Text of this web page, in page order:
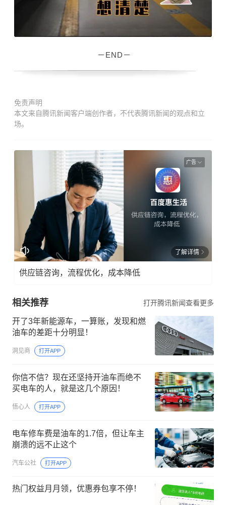
－END－
免责声明
本文来自腾讯新闻客户端创作者，不代表腾讯新闻的观点和立
场。
广告
了解详情
供应链咨询，流程优化，成本降低
相关推荐 打开腾讯新闻查看更多
开了3年新能源车，一算账，发现和燃
油车的差距十分明显！
洞见商 打开APP
你信不信？现在还坚持开油车而绝不
买电车的人，就是这几个原因！
悟心人 打开APP
电车修车费是油车的1.7倍，但让车主
崩溃的远不止这个
汽车公社 打开APP
热门权益月月领，优惠券包享不停！